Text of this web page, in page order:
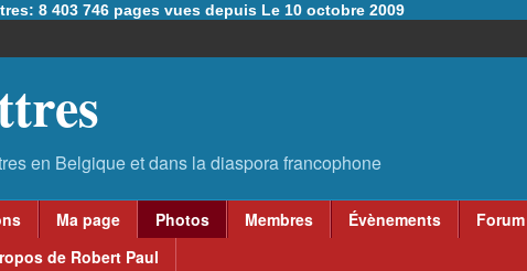
8 403 746 pages vues depuis Le 10 octobre 2009
Ma page Photos Membres Évènements Forum
de Robert Paul